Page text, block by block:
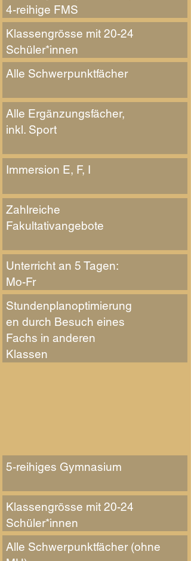
4-reihige FMS
Klassengrösse mit 20-24
Schüler*innen
Alle Schwerpunktfächer
Alle Ergänzungsfächer,
inkl. Sport
Immersion E, F, I
Zahlreiche
Fakultativangebote
Unterricht an 5 Tagen:
Mo-Fr
Stundenplanoptimierung
en durch Besuch eines
Fachs in anderen
Klassen
5-reihiges Gymnasium
Klassengrösse mit 20-24
Schüler*innen
Alle Schwerpunktfächer (ohne